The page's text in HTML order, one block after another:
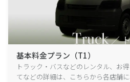
基本料金プラン（T1）
トラック・バスなどのレンタル、お
てなどの詳細は、こちらから各店舗に